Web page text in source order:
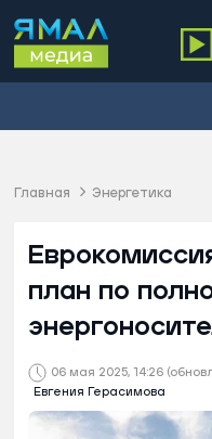
Главная Энергетика
06 мая 2025, 14:26
Евгения Герасимова
план по